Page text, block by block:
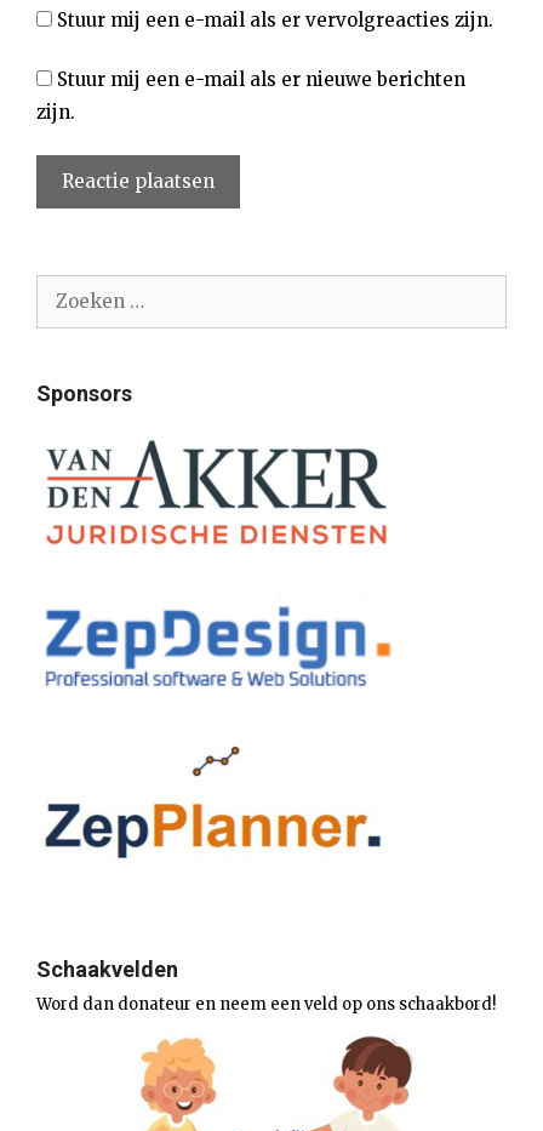
Stuur mij een e-mail als er vervolgreacties zijn.
Stuur mij een e-mail als er nieuwe berichten
zijn.
naar:
Sponsors
Schaakvelden
Word dan donateur en neem een veld op ons schaakbord!